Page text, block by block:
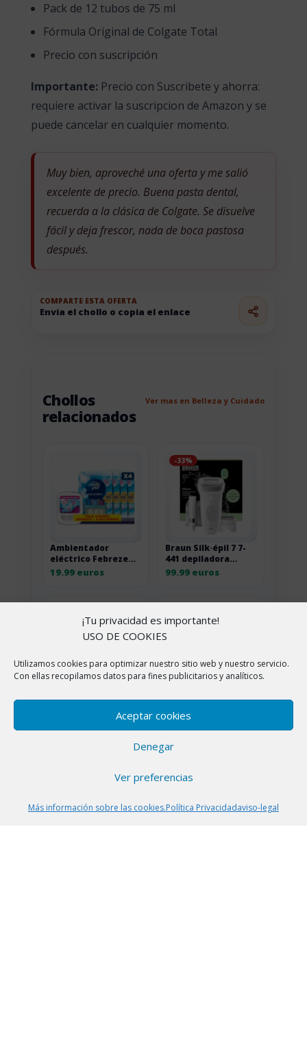
¡Tu privacidad es importante!
USO DE COOKIES
Utilizamos cookies para optimizar nuestro sitio web y nuestro servicio.
Con ellas recopilamos datos para fines publicitarios y analíticos.
Aceptar cookies
Denegar
Ver preferencias
Más información sobre las cookies.Política Privacidadaviso-legal
Pack de 12 tubos de 75 ml
Fórmula Original de Colgate Total
Precio con suscripción
Importante:Precio con Suscribete y ahorra:
requiere activar la suscripcion de Amazon y se
puede cancelar en cualquier momento.
Muy bien, aproveché una oferta y me salió
excelente de precio. Buena pasta dental,
recuerda a la clásica de Colgate. Se disuelve
fácil y deja frescor, nada de boca pastosa
después.
COMPARTE ESTA OFERTA
Envia el chollo o copia el enlace
Chollos
relacionados
Ver mas en Belleza y Cuidado
Ambientador
eléctrico Febreze
3Volution con
19.99 euros
-33%
Braun Silk·épil 7 7-
441 depiladora
eléctrica con
99.99 euros
Rexona
Desodorante Stick
Antitranspirante
para hombre Cobalt
Dry 50ml – Pack de 6
Davidoff Cool Water
Man After Shave 125
ml 125ML